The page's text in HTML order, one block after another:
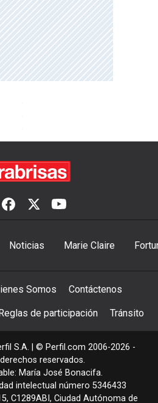
Noticias Marie Claire
Somos Contáctenos
Reglas de participación Tránsito
S.A. | © Perfil.com 2006-2026 -
reservados.
María José Bonacifa.
intelectual número 5346433
, C1289ABI , Ciudad Autónoma de